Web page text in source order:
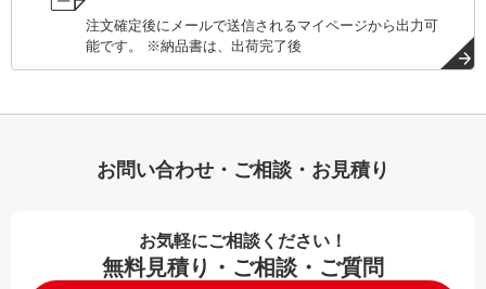
注文確定後にメールで送信されるマイページから出力可
能です。 ※納品書は、出荷完了後
お問い合わせ・ご相談・お見積り
お気軽にご相談ください！
無料見積り・ご相談・ご質問